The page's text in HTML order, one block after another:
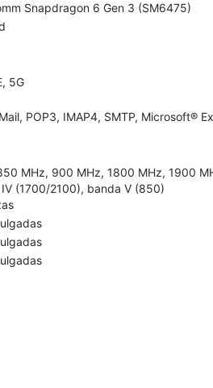
Snapdragon 6 Gen 3 (SM6475)
5G
POP3, IMAP4, SMTP, Microsoft®
MHz, 900 MHz, 1800 MHz, 1900
(1700/2100), banda V (850)